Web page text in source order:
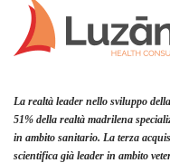
La realtà leader nello sviluppo
51% della realtà madrilena
in ambito sanitario. La terza
scientifica già leader in ambito